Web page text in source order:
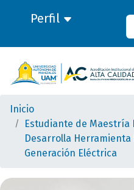
Perfil
Inicio
Estudiante de Maestría
Desarrolla Herramienta
Generación Eléctrica